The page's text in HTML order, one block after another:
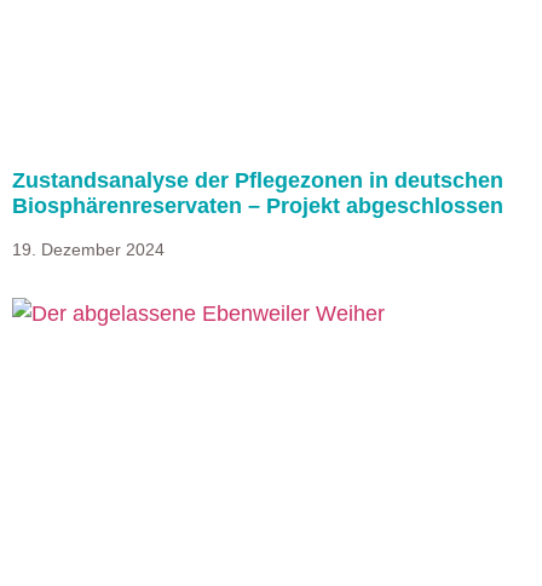
Zustandsanalyse der Pflegezonen in deutschen
Biosphärenreservaten – Projekt abgeschlossen
19. Dezember 2024